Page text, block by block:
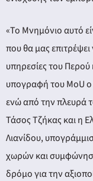
«Το Μνημόνιο αυτό
που θα μας
υπηρεσίες του Περού
υπογραφή του MoU
ενώ από την πλευρά
Τάσος Τζήκας και η
Λιανίδου,
χωρών και
δρόμο για την